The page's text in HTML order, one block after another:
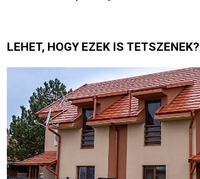
LEHET, HOGY EZEK IS TETSZENEK?